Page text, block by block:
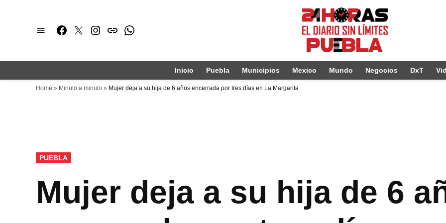
Facebook
TwitterInstagram
issuuWhatsapp
Inicio Puebla Municipios Mexico Mundo Negocios DxT
Home » Minuto a minuto » Mujer deja a su hija de 6 años encerrada por tres días en La Margarita
PUBLICADO
EN
PUEBLA
Mujer deja a su hija de 6